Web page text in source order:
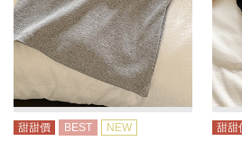
甜甜價 BEST NEW 甜甜